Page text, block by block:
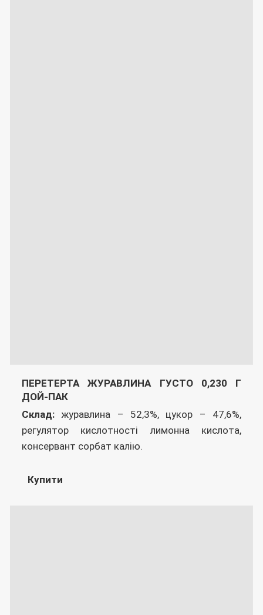
ПЕРЕТЕРТА ЖУРАВЛИНА ГУСТО 0,230 Г
ДОЙ-ПАК
Склад:журавлина – 52,3%, цукор – 47,6%,
регулятор кислотності лимонна кислота,
консервант сорбат калію.
Купити